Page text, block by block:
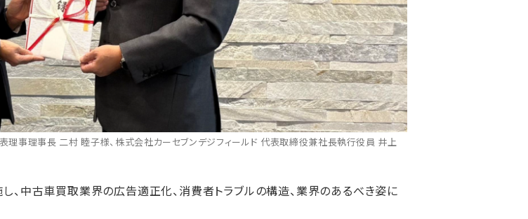
事理事長 二村 睦子様、株式会社カーセブンデジフィールド 代表取締役兼社長執行役員 井上
中古車買取業界の広告適正化、消費者トラブルの構造、業界のあるべき姿に